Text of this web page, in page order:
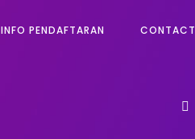
INFO PENDAFTARAN CONTACT